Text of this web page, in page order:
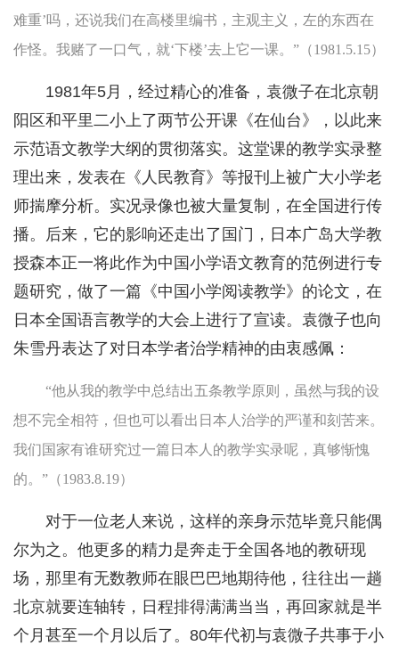
难重’吗，还说我们在高楼里编书，主观主义，左的东西在
作怪。我赌了一口气，就‘下楼’去上它一课。”（1981.5.15）
1981年5月，经过精心的准备，袁微子在北京朝
阳区和平里二小上了两节公开课《在仙台》，以此来
示范语文教学大纲的贯彻落实。这堂课的教学实录整
理出来，发表在《人民教育》等报刊上被广大小学老
师揣摩分析。实况录像也被大量复制，在全国进行传
播。后来，它的影响还走出了国门，日本广岛大学教
授森本正一将此作为中国小学语文教育的范例进行专
题研究，做了一篇《中国小学阅读教学》的论文，在
日本全国语言教学的大会上进行了宣读。袁微子也向
朱雪丹表达了对日本学者治学精神的由衷感佩：
“他从我的教学中总结出五条教学原则，虽然与我的设
想不完全相符，但也可以看出日本人治学的严谨和刻苦来。
我们国家有谁研究过一篇日本人的教学实录呢，真够惭愧
的。”（1983.8.19）
对于一位老人来说，这样的亲身示范毕竟只能偶
尔为之。他更多的精力是奔走于全国各地的教研现
场，那里有无数教师在眼巴巴地期待他，往往出一趟
北京就要连轴转，日程排得满满当当，再回家就是半
个月甚至一个月以后了。80年代初与袁微子共事于小